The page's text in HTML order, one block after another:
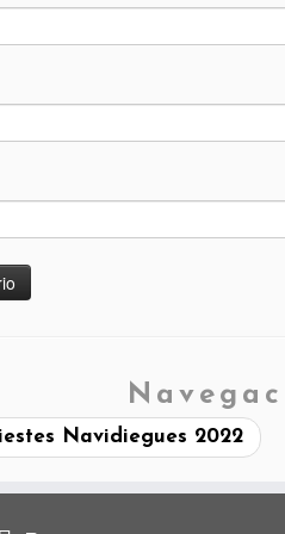
Navidiegues 2022